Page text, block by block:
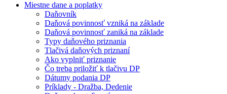
Miestne dane a poplatky
Daňovník
Daňová povinnosť vzniká na základe
Daňová povinnosť zaniká na základe
Typy daňového priznania
Tlačivá daňových priznaní
Ako vyplniť priznanie
Čo treba priložiť k tlačivu DP
Dátumy podania DP
Príklady - Dražba, Dedenie